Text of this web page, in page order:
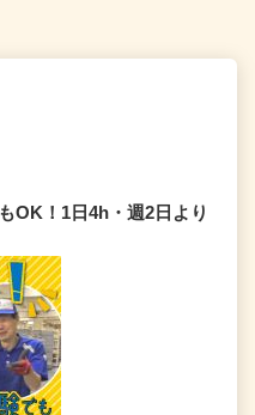
OK！1日4h・週2日より